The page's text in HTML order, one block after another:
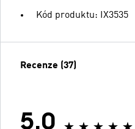
Kód produktu: IX3535
Recenze (37)
5.0